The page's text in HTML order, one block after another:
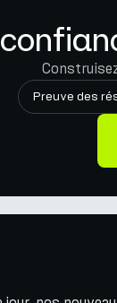
Preuve des